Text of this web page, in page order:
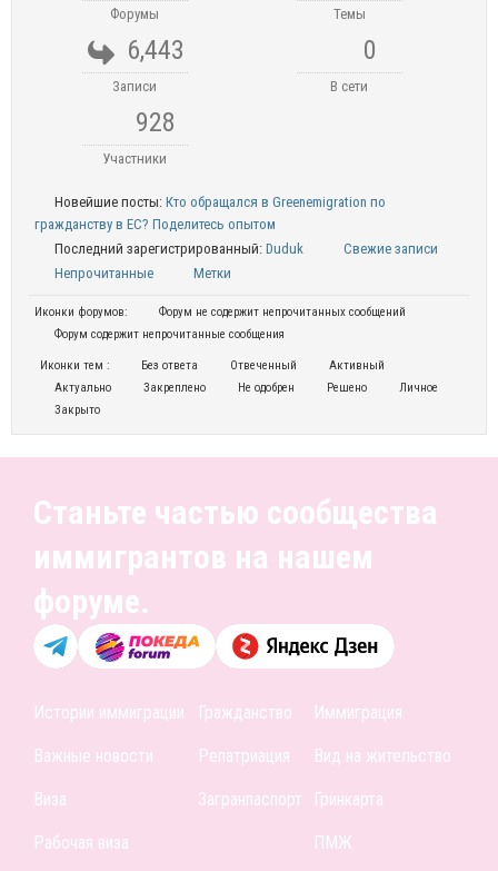
Форумы Темы
6,443
Записи
0
В сети
928
Участники
Новейшие посты: Кто обращался в Greenemigration по
гражданству в ЕС? Поделитесь опытом
Последний зарегистрированный: Duduk
Свежие записи
Непрочитанные
Метки
Иконки форумов:
Форум не содержит непрочитанных сообщений
Форум содержит непрочитанные сообщения
Иконки тем : Без ответа Отвеченный
Активный
Актуально
Закреплено Не одобрен Решено
Личное
Закрыто
Станьте частью сообщества
иммигрантов на нашем
форуме.
Истории иммиграции
Важные новости
Виза
Рабочая виза
Гражданство
Репатриация
Загранпаспорт
Иммиграция
Вид на жительство
Гринкарта
ПМЖ